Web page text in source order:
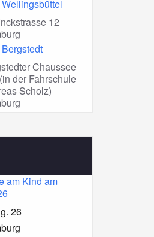
12
Chaussee
der Fahrschule
Scholz)
am Kind am
26